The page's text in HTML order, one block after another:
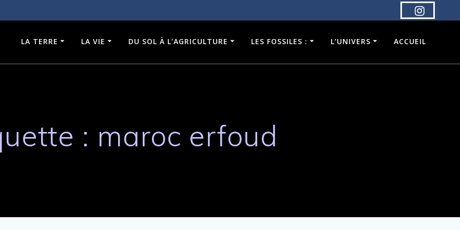
LA TERRE LA VIE DU SOL À L’AGRICULTURE LES FOSSILES : L’UNIVERS ACCUEIL
: maroc erfoud